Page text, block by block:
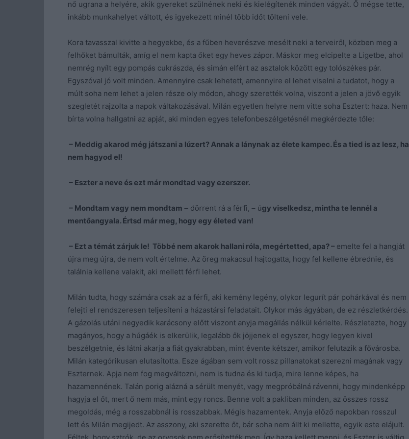
nő ugrana a helyére, akik gyereket szülnének neki és kielégítenék minden vágyát. Ő mégse tette,
inkább munkahelyet váltott, és igyekezett minél több időt tölteni vele.
Kora tavasszal kivitte a hegyekbe, és a fűben heverészve mesélt neki a terveiről, közben meg a
felhőket bámulták, amíg el nem kapta őket egy heves zápor. Máskor meg elcipelte a Ligetbe, ahol
nemrég nyílt egy pompás cukrászda, és simán elfért az asztalok között egy tolószékes pár.
Egyszóval jó volt minden. Amennyire csak lehetett, amennyire el lehet viselni a tudatot, hogy a
múlt soha nem lehet a jelen része oly módon, ahogy szerették volna, viszont a jelen a jövő egyik
szegletét rajzolta a napok váltakozásával. Milán egyetlen helyre nem vitte soha Esztert: haza. Nem
bírta volna hallgatni az apját, aki minden egyes telefonbeszélgetésnél megkérdezte tőle:
– Meddig akarod még játszani a lúzert? Annak a lánynak az élete kampec. És a tied is az lesz, ha
nem hagyod el!
– Eszter a neve és ezt már mondtad vagy ezerszer.
– Mondtam vagy nem mondtam – dörrent rá a férfi, – úgy viselkedsz, mintha te lennél a
mentőangyala. Értsd már meg, hogy egy életed van!
– Ezt a témát zárjuk le! Többé nem akarok hallani róla, megértetted, apa? – emelte fel a hangját
újra meg újra, de nem volt értelme. Az öreg makacsul hajtogatta, hogy fel kellene ébrednie, és
találnia kellene valakit, aki mellett férfi lehet.
Milán tudta, hogy számára csak az a férfi, aki kemény legény, olykor legurít pár pohárkával és nem
felejti el rendszeresen teljesíteni a házastársi feladatait. Olykor más ágyában, de ez részletkérdés.
A gázolás utáni negyedik karácsony előtt viszont anyja megállás nélkül kérlelte. Részletezte, hogy
magányos, hogy a húgáék is elkerülik, legalább ők jöjjenek el egyszer, hogy legyen kivel
beszélgetnie, és látni akarja a fiát gyakrabban, mint évente kétszer, amikor felutazik a fővárosba.
Milán kategórikusan elutasította. Esze ágában sem volt rossz pillanatokat szerezni magának vagy
Eszternek. Apja nem fog megváltozni, nem is tudna és ki tudja, mire lenne képes, ha
hazamennének. Talán porig alázná a sérült menyét, vagy megpróbálná rávenni, hogy mindenképp
hagyja el őt, mert ő nem más, mint egy roncs. Benne volt a pakliban minden, az összes rossz
megoldás, még a rosszabbnál is rosszabbak. Mégis hazamentek. Anyja előző napokban rosszul
lett és Milán megijedt. Az asszony, aki szerette őt, bár soha nem állt ki mellette, egyik este elájult.